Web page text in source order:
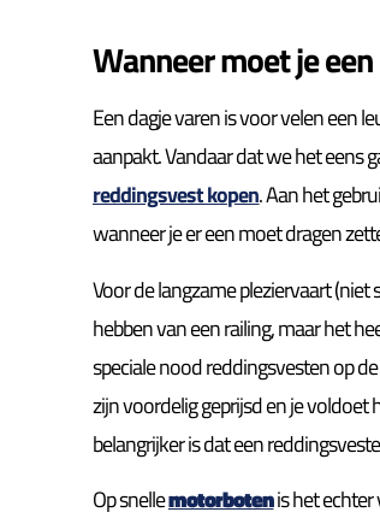
Wanneer moet je
Een dagje varen is voor velen een
aanpakt. Vandaar dat we het eens
reddingsvest kopen. Aan het
wanneer je er een moet dragen
Voor de langzame pleziervaart
hebben van een railing, maar het
speciale nood reddingsvesten op
zijn voordelig geprijsd en je voldoet
belangrijker is dat een
Op snellemotorbotenis het echter